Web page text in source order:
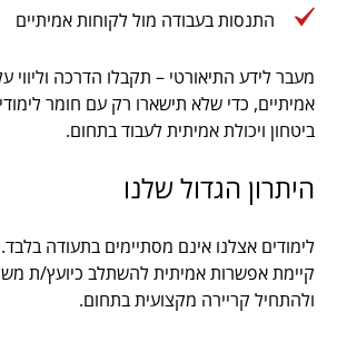
התנסות בעבודה מול לקוחות אמיתיים
מעבר לידע התיאורטי – תקבלו הדרכה וליווי
אמיתיים, כדי שלא תישארו רק עם חומר
ביטחון ויכולת אמיתית לעבוד בתחום.
היתרון הגדול שלנו
לימודים אצלנו אינם מסתיימים בתעודה בלבד.
קיימת אפשרות אמיתית להשתלב כיועץ/ת
ולהתחיל קריירה מקצועית בתחום.